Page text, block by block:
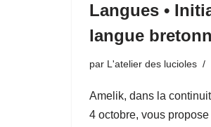
Langues •
langue
par L'atelier des lucioles
Amelik, dans la
4 octobre, vous